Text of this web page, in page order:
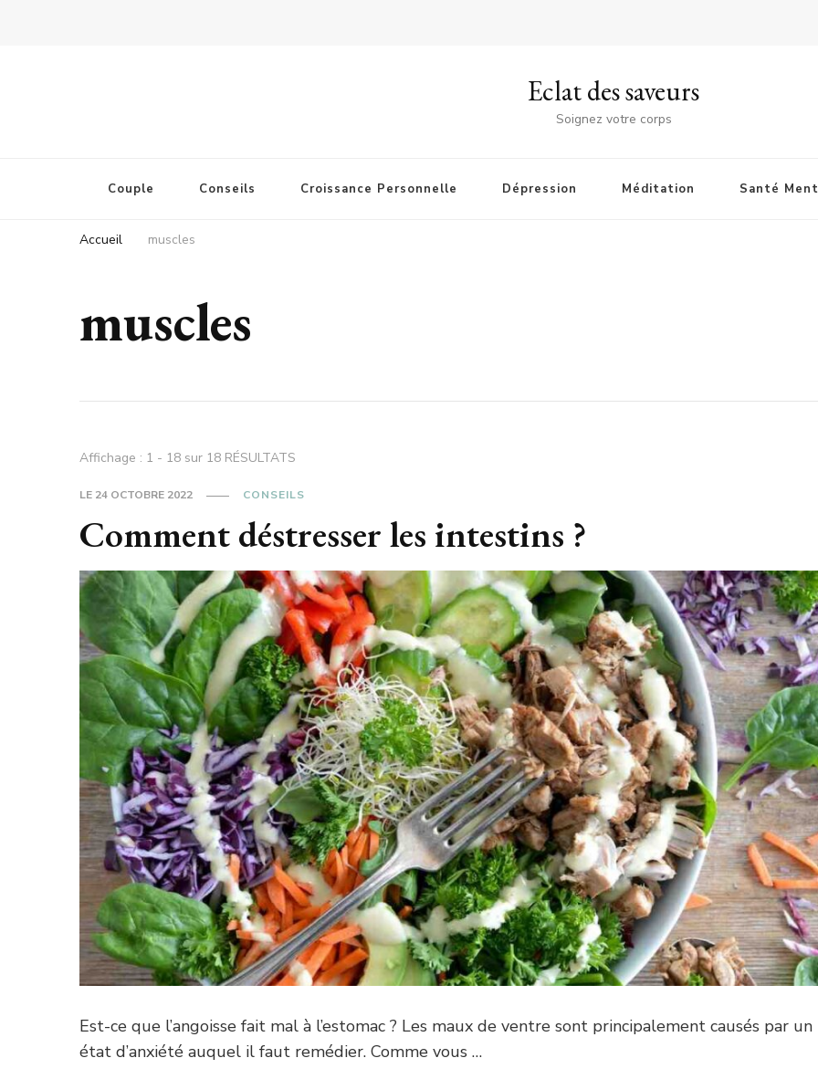
Eclat des saveurs
Soignez votre corps
Couple Conseils Croissance Personnelle Dépression Méditation Santé
Accueil muscles
muscles
Affichage : 1 - 18 sur 18 RÉSULTATS
LE 24 OCTOBRE 2022 CONSEILS
Comment déstresser les intestins ?
Est-ce que l’angoisse fait mal à l’estomac ? Les maux de ventre sont principalement causés par un
état d’anxiété auquel il faut remédier. Comme vous …